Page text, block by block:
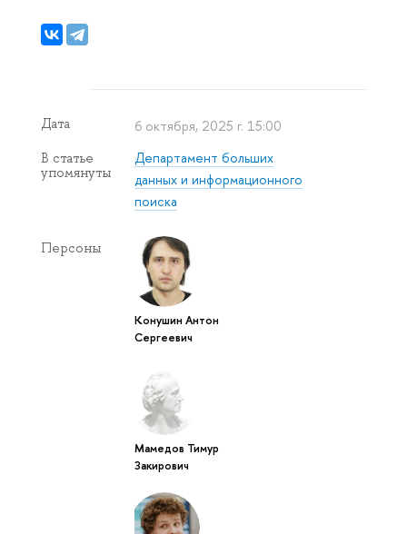
Дата 6 октября, 2025 г. 15:00
В статье
упомянуты
Департамент больших
данных и информационного
поиска
Персоны
Конушин Антон
Сергеевич
Мамедов Тимур
Закирович